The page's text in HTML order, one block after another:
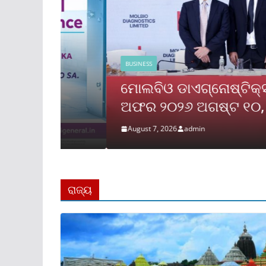
ମୋଲବିଓ ଡାଏଗ୍ନୋଷ୍ଟିକ୍ସ
ଅଫର ୨୦୨୬ ଅଗଷ୍ଟ ୧୦,
August 7, 2026 admin
ରାଜ୍ୟ